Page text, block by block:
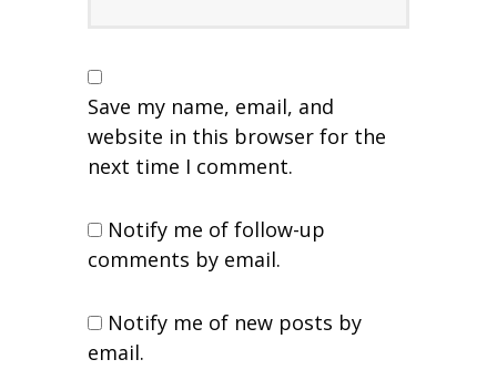
Save my name, email, and
website in this browser for the
next time I comment.
Notify me of follow-up
comments by email.
Notify me of new posts by
email.